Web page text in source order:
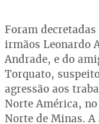
Foram
irmãos Leonardo
Andrade, e do
Torquato,
agressão aos
Norte América,
Norte de Minas.